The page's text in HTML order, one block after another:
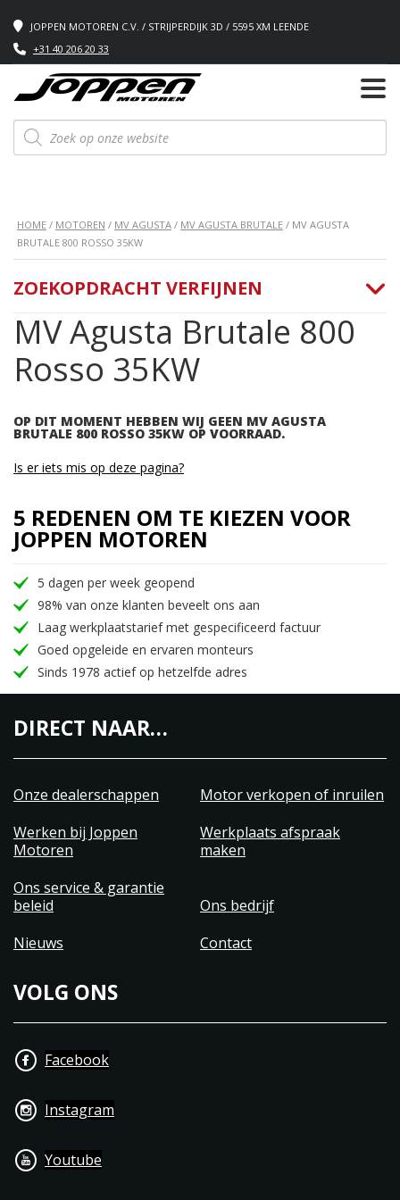
JOPPEN MOTOREN C.V. / STRIJPERDIJK 3D / 5595 XM LEENDE
+31 40 206 20 33
Producten
zoeken
HOME / MOTOREN / MV AGUSTA / MV AGUSTA BRUTALE / MV AGUSTA
BRUTALE 800 ROSSO 35KW
MV Agusta Brutale 800
Rosso 35KW
OP DIT MOMENT HEBBEN WIJ GEEN MV AGUSTA
BRUTALE 800 ROSSO 35KW OP VOORRAAD.
ZOEKOPDRACHT VERFIJNEN
Is er iets mis op deze pagina?
5 REDENEN OM TE KIEZEN VOOR
JOPPEN MOTOREN
5 dagen per week geopend
98% van onze klanten beveelt ons aan
Laag werkplaatstarief met gespecificeerd factuur
Goed opgeleide en ervaren monteurs
Sinds 1978 actief op hetzelfde adres
DIRECT NAAR…
Onze dealerschappen
Motor verkopen of inruilen
Werken bij Joppen
Motoren
Werkplaats afspraak
maken
Ons service & garantie
beleid
Ons bedrijf
Nieuws
Contact
VOLG ONS
Facebook
Instagram
Youtube